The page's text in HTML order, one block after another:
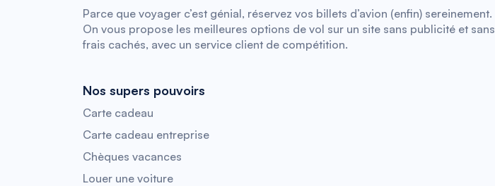
Parce que voyager c’est génial, réservez vos billets d’avion (enfin) sereinement.
On vous propose les meilleures options de vol sur un site sans publicité et sans
frais cachés, avec un service client de compétition.
Nos supers pouvoirs
Carte cadeau
Carte cadeau entreprise
Chèques vacances
Louer une voiture